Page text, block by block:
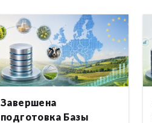
Завершена
подготовка Базы